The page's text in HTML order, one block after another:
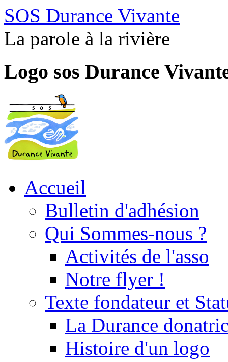
SOS Durance Vivante
La parole à la rivière
Logo sos Durance
Accueil
Bulletin d'adhésion
Qui Sommes-nous ?
Activités de l'asso
Notre flyer !
Texte fondateur et
La Durance
Histoire d'un logo